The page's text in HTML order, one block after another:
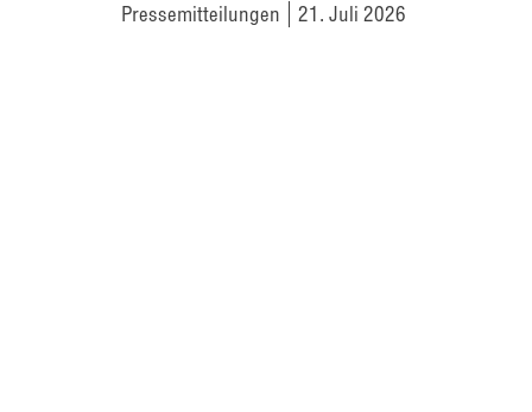
Pressemitteilungen 21. Juli 2026